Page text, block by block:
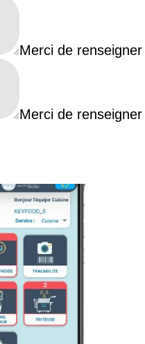
application
technique
formation
Merci de
Merci de